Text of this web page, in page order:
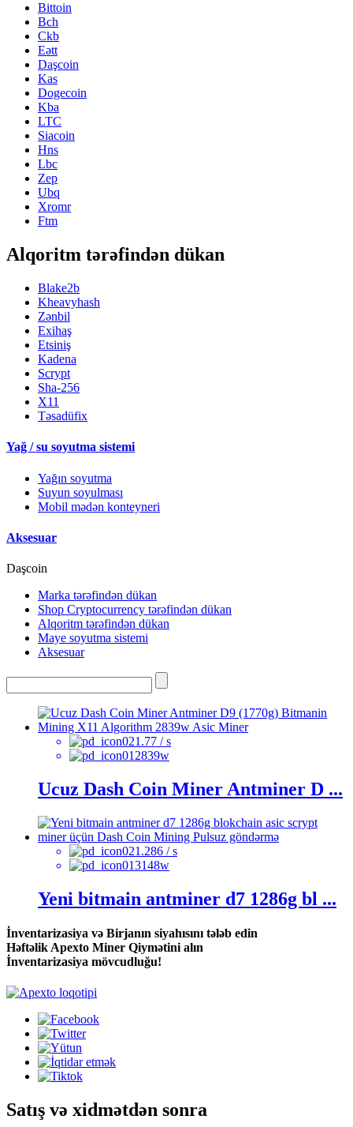
Bittoin
Bch
Ckb
Eətt
Daşcoin
Kas
Dogecoin
Kba
LTC
Siacoin
Hns
Lbc
Zep
Ubq
Xromr
Ftm
Alqoritm tərəfindən dükan
Blake2b
Kheavyhash
Zənbil
Exihaş
Etsiniş
Kadena
Scrypt
Sha-256
X11
Təsadüfix
Yağ / su soyutma sistemi
Yağın soyutma
Suyun soyulması
Mobil mədən konteyneri
Aksesuar
Daşcoin
Marka tərəfindən dükan
Shop Cryptocurrency tərəfindən dükan
Alqoritm tərəfindən dükan
Maye soyutma sistemi
Aksesuar
1.77 / s
2839w
Ucuz Dash Coin Miner Antminer D ...
1.286 / s
3148w
Yeni bitmain antminer d7 1286g bl ...
İnventarizasiya və Birjanın siyahısını tələb edin
Həftəlik Apexto Miner Qiymətini alın
İnventarizasiya mövcudluğu!
Satış və xidmətdən sonra